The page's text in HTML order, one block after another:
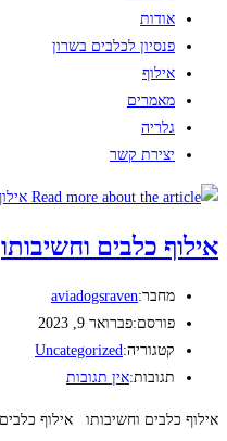
אודות
פנסיון לכלבים בשרון
אילוף
מאמרים
גלריה
יצירת קשר
אילוף כלבים וחשיבותו
מחבר:aviadogsraven
פורסם:פברואר 9, 2023
קטגוריה:Uncategorized
תגובות:אין תגובות
אילוף כלבים וחשיבותו אילוף